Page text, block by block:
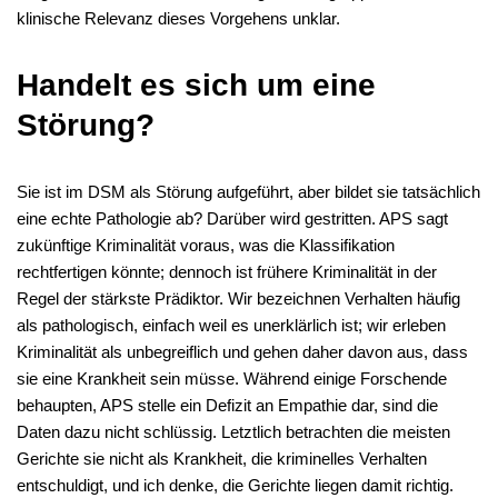
klinische Relevanz dieses Vorgehens unklar.
Handelt es sich um eine
Störung?
Sie ist im DSM als Störung aufgeführt, aber bildet sie tatsächlich
eine echte Pathologie ab? Darüber wird gestritten. APS sagt
zukünftige Kriminalität voraus, was die Klassifikation
rechtfertigen könnte; dennoch ist frühere Kriminalität in der
Regel der stärkste Prädiktor. Wir bezeichnen Verhalten häufig
als pathologisch, einfach weil es unerklärlich ist; wir erleben
Kriminalität als unbegreiflich und gehen daher davon aus, dass
sie eine Krankheit sein müsse. Während einige Forschende
behaupten, APS stelle ein Defizit an Empathie dar, sind die
Daten dazu nicht schlüssig. Letztlich betrachten die meisten
Gerichte sie nicht als Krankheit, die kriminelles Verhalten
entschuldigt, und ich denke, die Gerichte liegen damit richtig.